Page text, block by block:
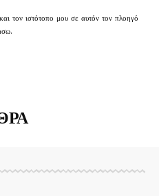
τον ιστότοπο μου σε αυτόν τον πλοηγό